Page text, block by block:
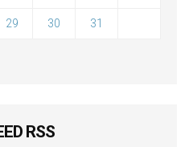
29 30 31
RSS